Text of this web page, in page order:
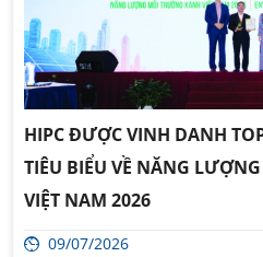
HIPC ĐƯỢC VINH DANH
TIÊU BIỂU VỀ NĂNG
VIỆT NAM 2026
09/07/2026